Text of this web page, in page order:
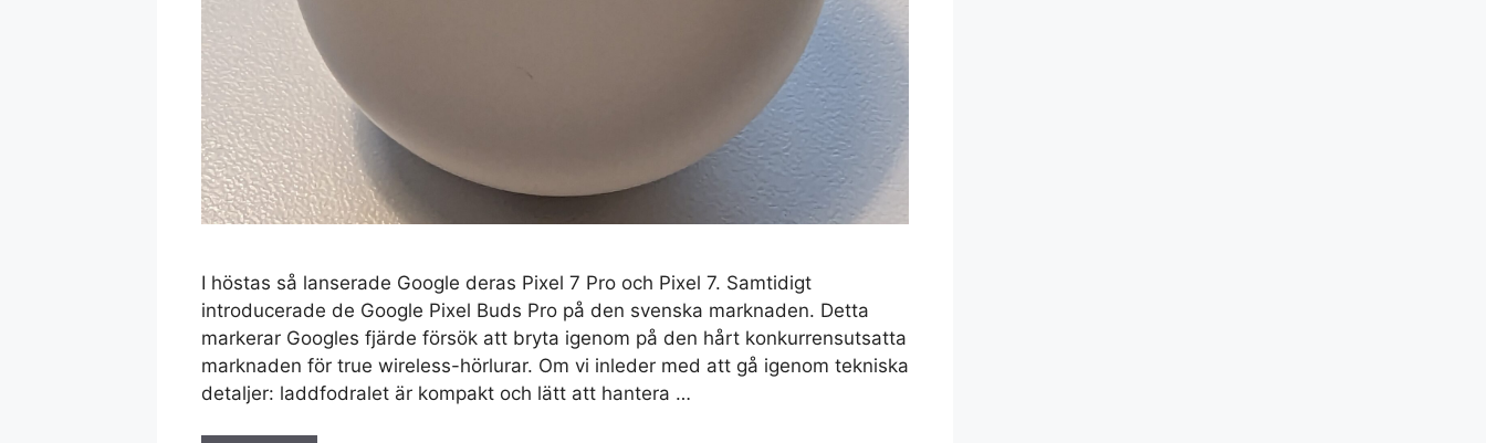
I höstas så lanserade Google deras Pixel 7 Pro och Pixel 7. Samtidigt
introducerade de Google Pixel Buds Pro på den svenska marknaden. Detta
markerar Googles fjärde försök att bryta igenom på den hårt konkurrensutsatta
marknaden för true wireless-hörlurar. Om vi inleder med att gå igenom tekniska
detaljer: laddfodralet är kompakt och lätt att hantera …